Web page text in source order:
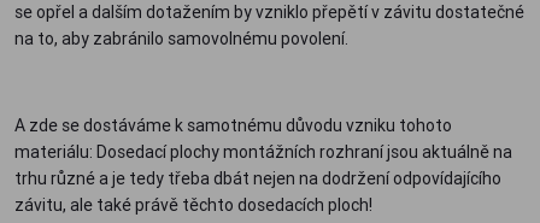
se opřel a dalším dotažením by vzniklo přepětí v závitu dostatečné
na to, aby zabránilo samovolnému povolení.
A zde se dostáváme k samotnému důvodu vzniku tohoto
materiálu: Dosedací plochy montážních rozhraní jsou aktuálně na
trhu různé a je tedy třeba dbát nejen na dodržení odpovídajícího
závitu, ale také právě těchto dosedacích ploch!